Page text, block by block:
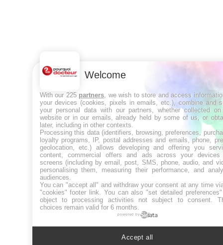
Welcome
With our 225 partners , we wish to store and access
your devices (cookies, pixels in emails, etc.), combine and
your personal data with our partners, whether collected
website or in our emails, already held by some of us, or
later, including in other contexts.
Processing this data (identifiers, browsing, preferences,
loyalty programs, IP, postal addresses and emails, phone,
geolocation, etc.) allows developing and offering you
content, commercial offers and ads across your devices
screens (including by email, post, SMS, phone, audio, and
personalising them, measuring their performance, and
audiences.
You can "accept all" and withdraw your consent at any time
"cookies" footer link . You can also "set detailed
object to processing activities not subject to consent.
choices remain valid for 6 months.
powered by
Accept all